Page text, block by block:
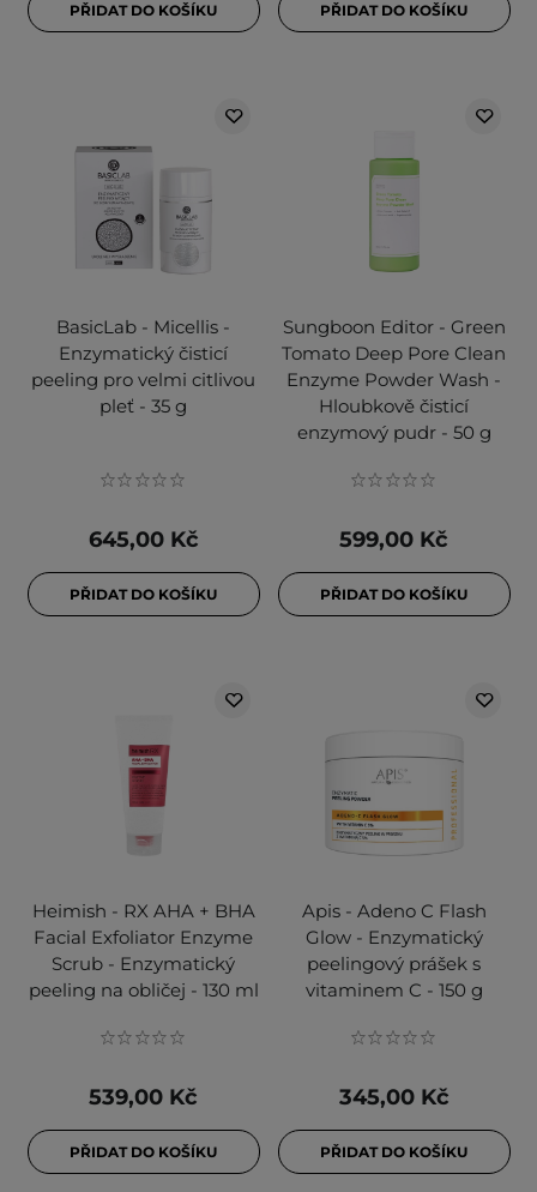
PŘIDAT DO KOŠÍKU PŘIDAT DO KOŠÍKU
BasicLab - Micellis -
Enzymatický čisticí
peeling pro velmi citlivou
pleť - 35 g
645,00 Kč
PŘIDAT DO KOŠÍKU
Sungboon Editor - Green
Tomato Deep Pore Clean
Enzyme Powder Wash -
Hloubkově čisticí
enzymový pudr - 50 g
599,00 Kč
PŘIDAT DO KOŠÍKU
Heimish - RX AHA + BHA
Facial Exfoliator Enzyme
Scrub - Enzymatický
peeling na obličej - 130 ml
539,00 Kč
PŘIDAT DO KOŠÍKU
Apis - Adeno C Flash
Glow - Enzymatický
peelingový prášek s
vitaminem C - 150 g
345,00 Kč
PŘIDAT DO KOŠÍKU